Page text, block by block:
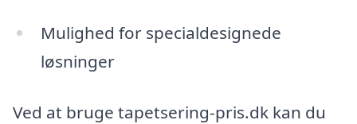
Mulighed for specialdesignede
løsninger
Ved at bruge tapetsering-pris.dk kan du